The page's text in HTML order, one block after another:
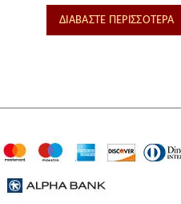
ΔΙΑΒΆΣΤΕ ΠΕΡΙΣΣΌΤΕΡΑ